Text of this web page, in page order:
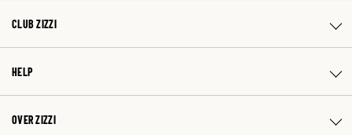
CLUB ZIZZI
HELP
OVER ZIZZI